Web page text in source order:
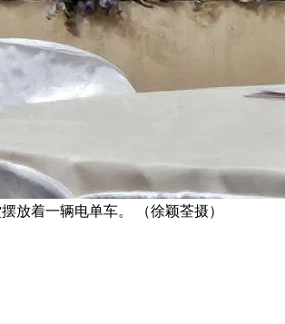
放着一辆电单车。 （徐颖荃摄）